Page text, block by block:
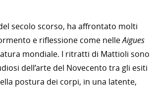
secolo scorso, ha affrontato molti
e riflessione come nelleAigues
mondiale. I ritratti di Mattioli sono
dell’arte del Novecento tra gli esiti
postura dei corpi, in una latente,